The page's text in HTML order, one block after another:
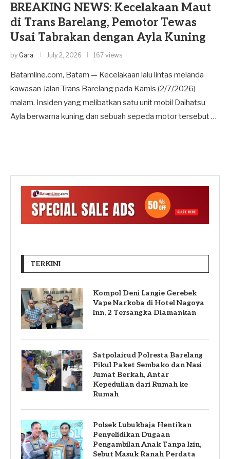
BREAKING NEWS: Kecelakaan Maut
di Trans Barelang, Pemotor Tewas
Usai Tabrakan dengan Ayla Kuning
by Gara July 2, 2026 167 views
Batamline.com, Batam — Kecelakaan lalu lintas melanda
kawasan Jalan Trans Barelang pada Kamis (2/7/2026)
malam. Insiden yang melibatkan satu unit mobil Daihatsu
Ayla berwarna kuning dan sebuah sepeda motor tersebut …
TERKINI
Kompol Deni Langie Gerebek
Vape Narkoba di Hotel Nagoya
Inn, 2 Tersangka Diamankan
Satpolairud Polresta Barelang
Pikul Paket Sembako dan Nasi
Jumat Berkah, Antar
Kepedulian dari Rumah ke
Rumah
Polsek Lubukbaja Hentikan
Penyelidikan Dugaan
Pengambilan Anak Tanpa Izin,
Sebut Masuk Ranah Perdata